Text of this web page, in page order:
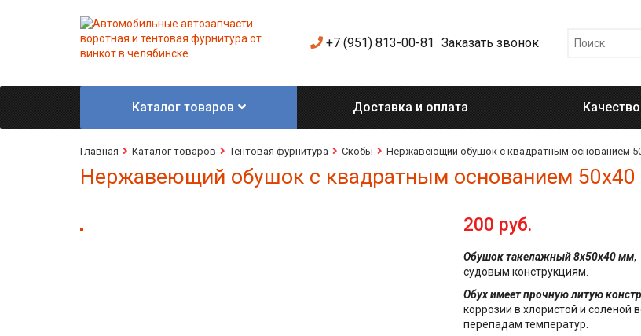
+7 (951) 813-00-81 Заказать звонок
Каталог товаров Доставка и оплата
Главная Каталог товаров Тентовая фурнитура Скобы Нержавеющий обушок с квадратным основанием
Нержавеющий обушок с квадратным основанием 50х40
200 руб.
Обушок такелажный 8х50х40 мм,
судовым конструкциям.
Обух имеет прочную литую
коррозии в хлористой и
перепадам температур.